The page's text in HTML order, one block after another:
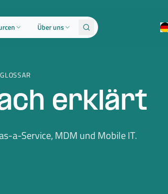
Über uns
GLOSSAR
erklärt
a-Service, MDM und Mobile IT.